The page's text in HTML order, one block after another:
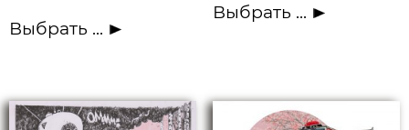
Выбрать ...
Выбрать ...